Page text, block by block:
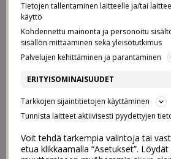
TESTISSÄ
VEGAANISET
26/01/2020
Postaus on toteutettu
Supermarket&
Tietojen tallentaminen laitteelle ja/tai
käyttö
Kohdennettu mainonta ja personoitu
sisällön mittaaminen sekä yleisötutkimus
Palvelujen kehittäminen ja parantaminen
ERITYISOMINAISUUDET
Tarkkojen sijaintitietojen käyttäminen
Tunnista laitteet aktiivisesti pyydettyjen
Voit tehdä tarkempia valintoja tai
etua klikkaamalla “Asetukset”.